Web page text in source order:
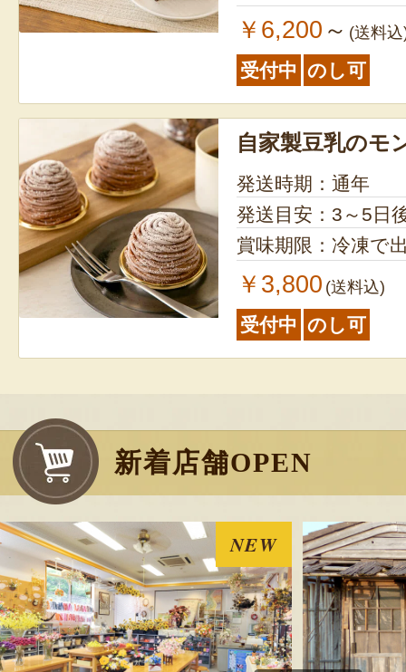
￥6,200 ～ (送料
受付中 のし可
自家製豆乳のモ
発送時期：通年
発送目安：3～5日
賞味期限：冷凍で
￥3,800 (送料込)
受付中 のし可
新着店舗OPEN
NEW